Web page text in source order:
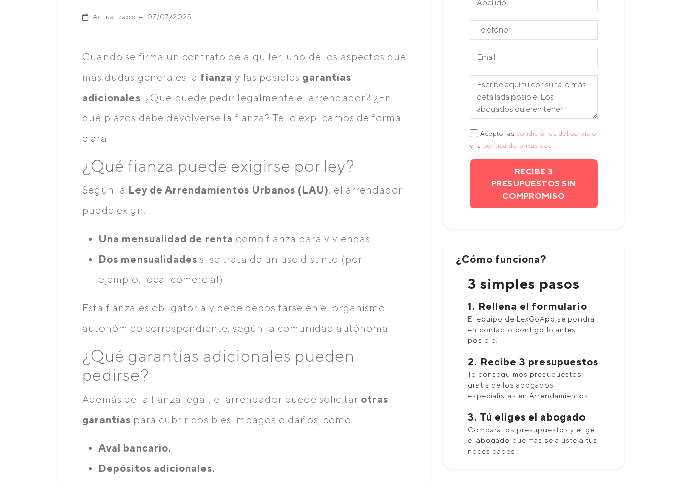
Actualizado el 07/07/2025
Cuando se firma un contrato de alquiler, uno de los aspectos que
más dudas genera es la fianza y las posibles garantías
adicionales . ¿Qué puede pedir legalmente el arrendador? ¿En
qué plazos debe devolverse la fianza? Te lo explicamos de forma
clara.
¿Qué fianza puede exigirse por ley?
Según la Ley de Arrendamientos Urbanos (LAU) , el arrendador
puede exigir:
Una mensualidad de renta como fianza para viviendas.
Dos mensualidades si se trata de un uso distinto (por
ejemplo, local comercial).
Esta fianza es obligatoria y debe depositarse en el organismo
autonómico correspondiente, según la comunidad autónoma.
¿Qué garantías adicionales pueden
pedirse?
Además de la fianza legal, el arrendador puede solicitar otras
garantías para cubrir posibles impagos o daños, como:
Aval bancario.
Depósitos adicionales.
Acepto las condiciones del servicio
y la política de privacidad
RECIBE 3
PRESUPUESTOS SIN
COMPROMISO
¿Cómo funciona?
3 simples pasos
1. Rellena el formulario
El equipo de LexGoApp se pondrá
en contacto contigo lo antes
posible.
2. Recibe 3 presupuestos
Te conseguimos presupuestos
gratis de los abogados
especialistas en Arrendamientos
3. Tú eliges el abogado
Compara los presupuestos y elige
el abogado que más se ajuste a tus
necesidades.